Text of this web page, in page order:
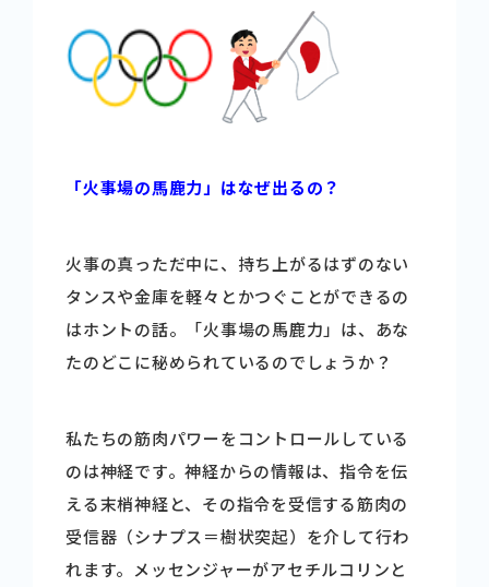
お問い合わせ
採用情報
「火事場の馬鹿力」はなぜ出るの？
火事の真っただ中に、持ち上がるはずのない
タンスや金庫を軽々とかつぐことができるの
はホントの話。「火事場の馬鹿力」は、あな
たのどこに秘められているのでしょうか？
私たちの筋肉パワーをコントロールしている
のは神経です。神経からの情報は、指令を伝
える末梢神経と、その指令を受信する筋肉の
受信器（シナプス＝樹状突起）を介して行わ
れます。メッセンジャーがアセチルコリンと